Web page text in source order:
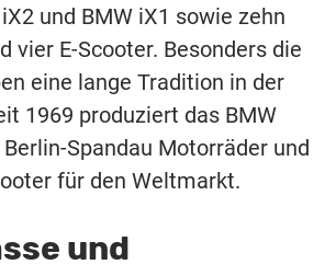
und BMW iX1 sowie zehn
vier E-Scooter. Besonders die
eine lange Tradition in der
1969 produziert das BMW
Spandau Motorräder und
für den Weltmarkt.
und